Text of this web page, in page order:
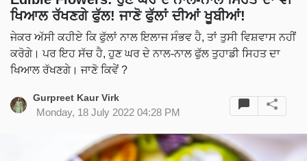
ਖਿਆਲ ਰੱਖਣਗੇ ਫੁੱਲ! ਜਾਣੋ ਫੁੱਲਾਂ ਦੀਆਂ ਖੂਬੀਆਂ!
ਜੇਕਰ ਅੱਸੀ ਕਹੀਏ ਕਿ ਫੁੱਲਾਂ ਨਾਲ ਇਲਾਜ ਸੰਭਵ ਹੈ, ਤਾਂ ਤੁਸੀ ਵਿਸ਼ਵਾਸ ਨਹੀਂ
ਕਰੋਗੇ। ਪਰ ਇਹ ਸੱਚ ਹੈ, ਹੁਣ ਘਰ ਦੇ ਨਾਲ-ਨਾਲ ਫੁੱਲ ਤੁਹਾਡੀ ਸਿਹਤ ਦਾ
ਖਿਆਲ ਰੱਖਣਗੇ। ਜਾਣੋ ਕਿਵੇਂ ?
Gurpreet Kaur Virk
Monday, 18 July 2022 04:28 PM